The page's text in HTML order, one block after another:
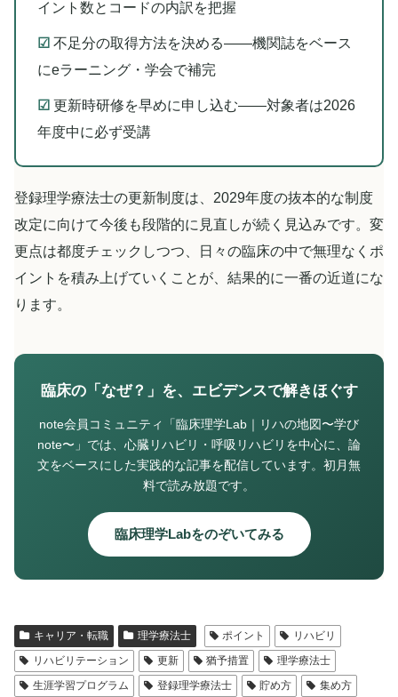
イント数とコードの内訳を把握
☑ 不足分の取得方法を決める――機関誌をベース
にeラーニング・学会で補完
☑ 更新時研修を早めに申し込む――対象者は2026
年度中に必ず受講
登録理学療法士の更新制度は、2029年度の抜本的な制度
改定に向けて今後も段階的に見直しが続く見込みです。変
更点は都度チェックしつつ、日々の臨床の中で無理なくポ
イントを積み上げていくことが、結果的に一番の近道にな
ります。
臨床の「なぜ？」を、エビデンスで解きほぐす
note会員コミュニティ「臨床理学Lab｜リハの地図〜学び
note〜」では、心臓リハビリ・呼吸リハビリを中心に、論
文をベースにした実践的な記事を配信しています。初月無
料で読み放題です。
臨床理学Labをのぞいてみる
キャリア・転職 理学療法士 ポイント
リハビリ
リハビリテーション
更新 猶予措置
理学療法士
生涯学習プログラム
登録理学療法士 貯め方 集め方